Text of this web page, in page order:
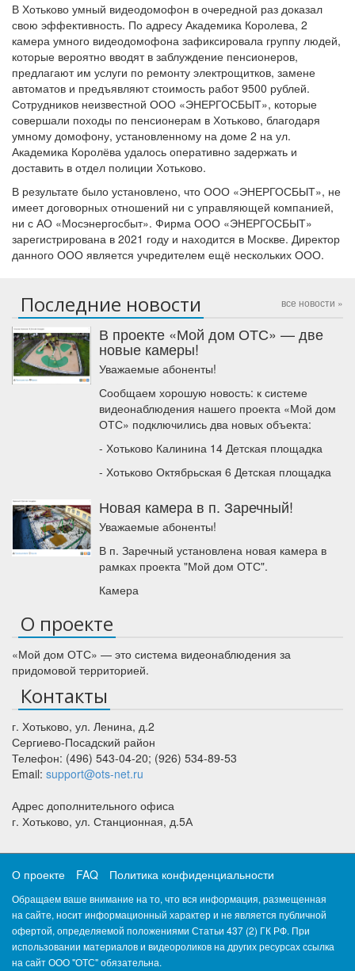
В Хотьково умный видеодомофон в очередной раз доказал
свою эффективность. По адресу Академика Королева, 2
камера умного видеодомофона зафиксировала группу людей,
которые вероятно вводят в заблуждение пенсионеров,
предлагают им услуги по ремонту электрощитков, замене
автоматов и предъявляют стоимость работ 9500 рублей.
Сотрудников неизвестной ООО «ЭНЕРГОСБЫТ», которые
совершали походы по пенсионерам в Хотьково, благодаря
умному домофону, установленному на доме 2 на ул.
Академика Королёва удалось оперативно задержать и
доставить в отдел полиции Хотьково.
В результате было установлено, что ООО «ЭНЕРГОСБЫТ», не
имеет договорных отношений ни с управляющей компанией,
ни с АО «Мосэнергосбыт». Фирма ООО «ЭНЕРГОСБЫТ»
зарегистрирована в 2021 году и находится в Москве. Директор
данного ООО является учредителем ещё нескольких ООО.
все новости »
Последние новости
В проекте «Мой дом ОТС» — две
новые камеры!
Уважаемые абоненты!
Сообщаем хорошую новость: к системе
видеонаблюдения нашего проекта «Мой дом
ОТС» подключились два новых объекта:
- Хотьково Калинина 14 Детская площадка
- Хотьково Октябрьская 6 Детская площадка
Новая камера в п. Заречный!
Уважаемые абоненты!
В п. Заречный установлена новая камера в
рамках проекта "Мой дом ОТС".
Камера
О проекте
«Мой дом ОТС» — это система видеонаблюдения за
придомовой территорией.
Контакты
г. Хотьково, ул. Ленина, д.2
Сергиево-Посадский район
Телефон: (496) 543-04-20; (926) 534-89-53
Email: support@ots-net.ru
Адрес дополнительного офиса
г. Хотьково, ул. Станционная, д.5А
О проекте FAQ Политика конфиденциальности
Обращаем ваше внимание на то, что вся информация, размещенная
на сайте, носит информационный характер и не является публичной
офертой, определяемой положениями Статьи 437 (2) ГК РФ. При
использовании материалов и видеороликов на других ресурсах ссылка
на сайт ООО "ОТС" обязательна.